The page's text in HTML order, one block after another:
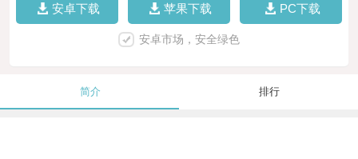
安卓下载 苹果下载 PC下载
安卓市场，安全绿色
简介 排行